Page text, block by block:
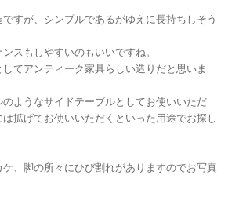
すが、シンプルであるがゆえに長持ちしそう
スもしやすいのもいいですね。
てアンティーク家具らしい造りだと思いま
ようなサイドテーブルとしてお使いいただ
拡げてお使いいただくといった用途でお探し
、脚の所々にひび割れがありますのでお写真